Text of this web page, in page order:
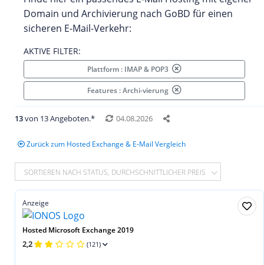
Domain und Archivierung nach GoBD für einen
sicheren E-Mail-Verkehr:
AKTIVE FILTER:
Plattform : IMAP & POP3
Features : Archi-vierung
13von 13 Angeboten.* 04.08.2026
Zurück zum Hosted Exchange & E-Mail Vergleich
SORTIEREN NACH STATUS, DURCHSCHNITTLICHER PREIS
Anzeige
Hosted Microsoft Exchange 2019
2,2 (121)